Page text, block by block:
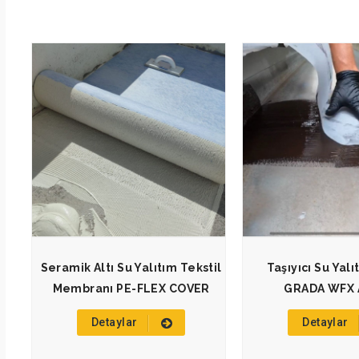
Seramik Altı Su Yalıtım Tekstil
Membranı PE-FLEX COVER
Detaylar
Taşıyıcı Su
GRADA WFX
Detaylar